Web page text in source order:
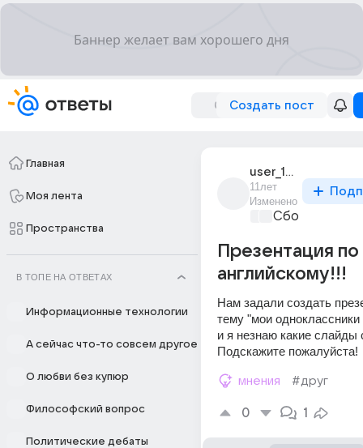
Создать пост
Главная
Моя лента
Пространства
В ТОПЕ НА ОТВЕТАХ
Информационные технологии
А сейчас что-то совсем другое
О любви без купюр
Философский вопрос
Политические дебаты
user_185343668
11лет
Изменено
Сборная
Презентация по
английскому!!!
Нам задали создать
тему "мои
и я незнаю какие слайды
Подскажите пожалуйста!
мнения #друг
0 1